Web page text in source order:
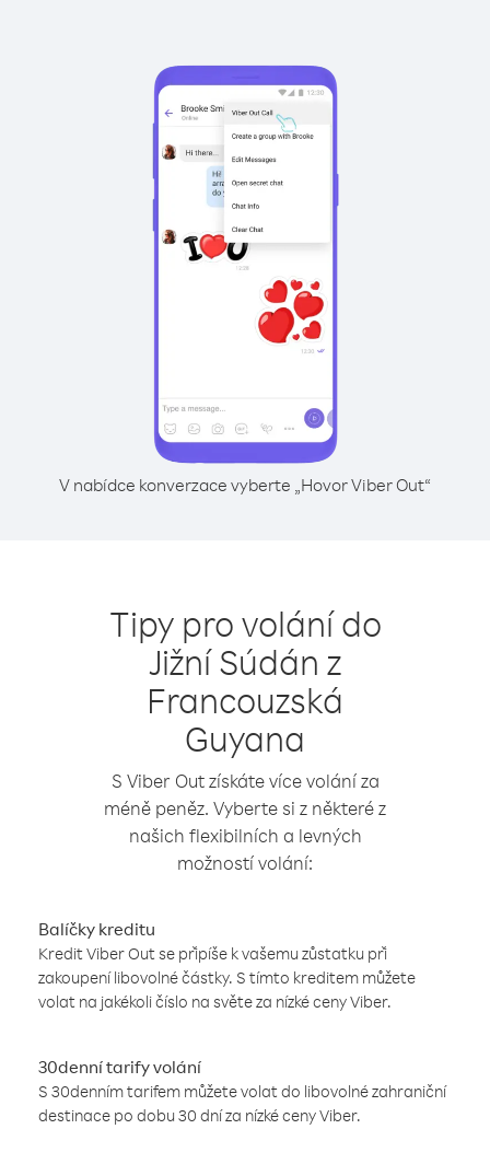
V nabídce konverzace vyberte „Hovor Viber Out“
Tipy pro volání do
Jižní Súdán z
Francouzská
Guyana
S Viber Out získáte více volání za
méně peněz. Vyberte si z některé z
našich flexibilních a levných
možností volání:
Balíčky kreditu
Kredit Viber Out se připíše k vašemu zůstatku při
zakoupení libovolné částky. S tímto kreditem můžete
volat na jakékoli číslo na světe za nízké ceny Viber.
30denní tarify volání
S 30denním tarifem můžete volat do libovolné zahraniční
destinace po dobu 30 dní za nízké ceny Viber.